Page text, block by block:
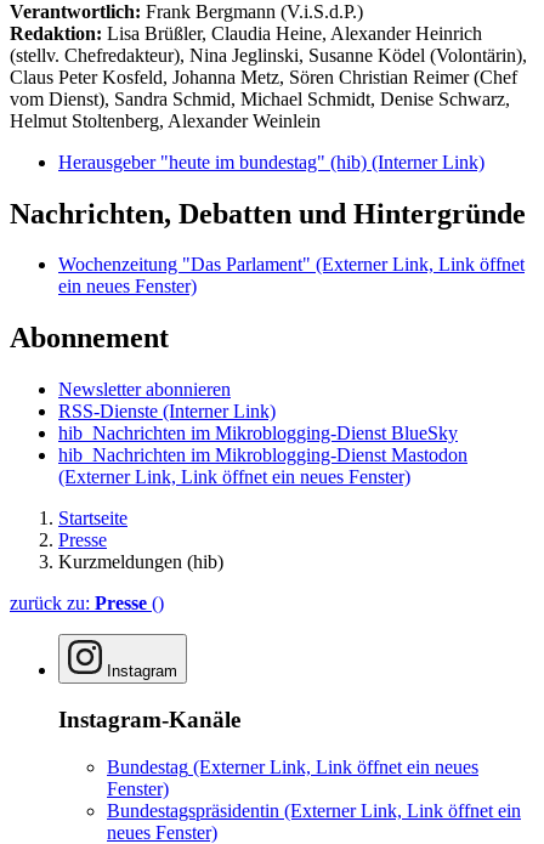
Verantwortlich: Frank Bergmann (V.i.S.d.P.)
Redaktion: Lisa Brüßler, Claudia Heine, Alexander Heinrich
(stellv. Chefredakteur), Nina Jeglinski, Susanne Ködel (Volontärin),
Claus Peter Kosfeld, Johanna Metz, Sören Christian Reimer (Chef
vom Dienst), Sandra Schmid, Michael Schmidt, Denise Schwarz,
Helmut Stoltenberg, Alexander Weinlein
Herausgeber "heute im bundestag" (hib) (Interner Link)
Nachrichten, Debatten und Hintergründe
Wochenzeitung "Das Parlament" (Externer Link, Link öffnet
ein neues Fenster)
Abonnement
Newsletter abonnieren
RSS-Dienste (Interner Link)
hib_Nachrichten im Mikroblogging-Dienst BlueSky
hib_Nachrichten im Mikroblogging-Dienst Mastodon
(Externer Link, Link öffnet ein neues Fenster)
Startseite
Presse
Kurzmeldungen (hib)
zurück zu: Presse ()
Instagram
Instagram-Kanäle
Bundestag (Externer Link, Link öffnet ein neues
Fenster)
Bundestagspräsidentin (Externer Link, Link öffnet ein
neues Fenster)